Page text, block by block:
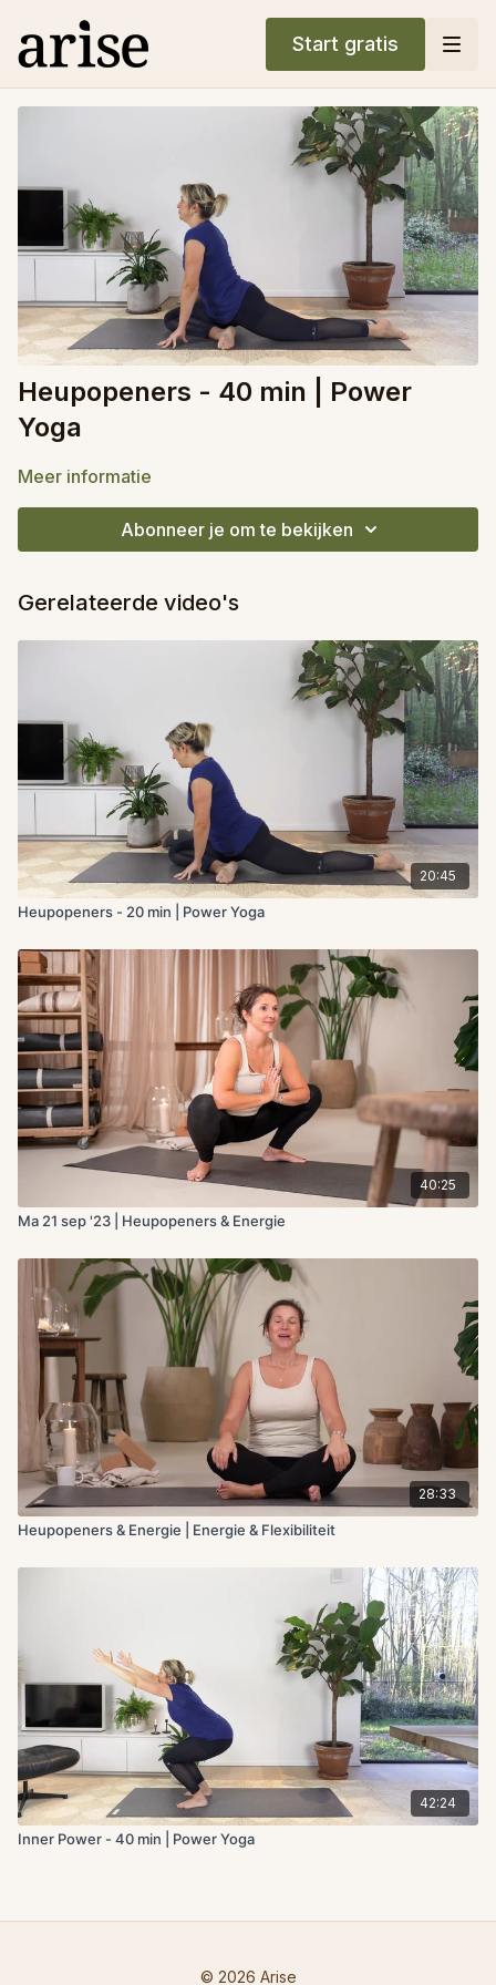
Start gratis
Heupopeners - 40 min | Power
Yoga
Meer informatie
Abonneer je om te bekijken
Gerelateerde video's
20:45
Heupopeners - 20 min | Power Yoga
40:25
Ma 21 sep '23 | Heupopeners & Energie
28:33
Heupopeners & Energie | Energie & Flexibiliteit
42:24
Inner Power - 40 min | Power Yoga
© 2026 Arise